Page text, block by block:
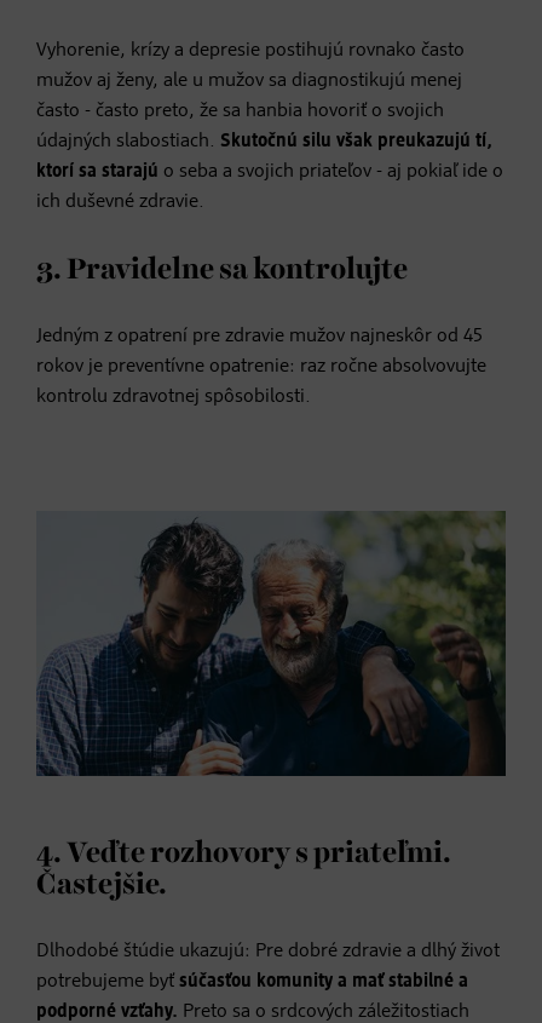
Vyhorenie, krízy a depresie postihujú rovnako často
mužov aj ženy, ale u mužov sa diagnostikujú menej
často - často preto, že sa hanbia hovoriť o svojich
údajných slabostiach. Skutočnú silu však preukazujú tí,
ktorí sa starajú o seba a svojich priateľov - aj pokiaľ ide o
ich duševné zdravie.
3. Pravidelne sa kontrolujte
Jedným z opatrení pre zdravie mužov najneskôr od 45
rokov je preventívne opatrenie: raz ročne absolvovujte
kontrolu zdravotnej spôsobilosti.
4. Veďte rozhovory s priateľmi.
Častejšie.
Dlhodobé štúdie ukazujú: Pre dobré zdravie a dlhý život
potrebujeme byť súčasťou komunity a mať stabilné a
podporné vzťahy. Preto sa o srdcových záležitostiach